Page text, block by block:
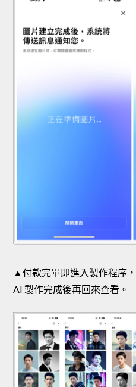
▲付款完畢即進入製作程序
AI 製作完成後再回來查看。